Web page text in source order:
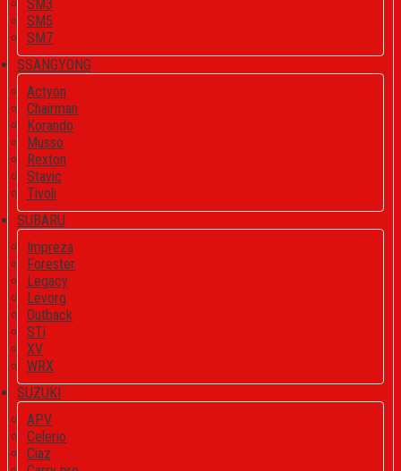
SM3
SM5
SM7
SSANGYONG
Actyon
Chairman
Korando
Musso
Rexton
Stavic
Tivoli
SUBARU
Impreza
Forester
Legacy
Levorg
Outback
STi
XV
WRX
SUZUKI
APV
Celerio
Ciaz